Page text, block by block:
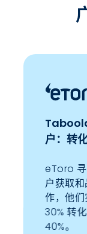
户：转
eToro
户获取
作，他
30% 转
40%。